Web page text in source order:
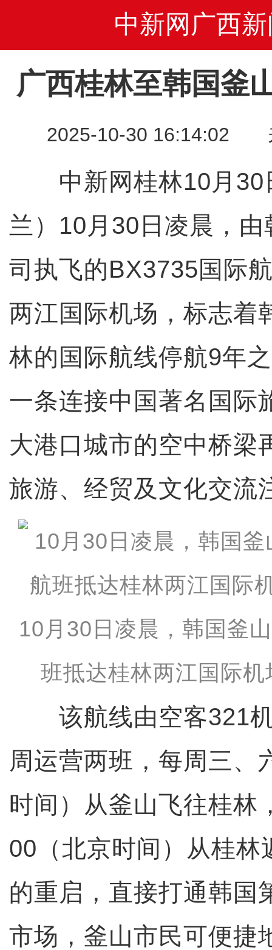
中新网广西新
广西桂林至韩国釜
2025-10-30 16:14:02
中新网桂林10月30
兰）10月30日凌晨，
司执飞的BX3735国际
两江国际机场，标志着
林的国际航线停航9年
一条连接中国著名国际
大港口城市的空中桥梁
旅游、经贸及文化交流
10月30日凌晨，韩国釜
班抵达桂林两江国
该航线由空客321机
周运营两班，每周三、
时间）从釜山飞往桂林
00（北京时间）从桂林
的重启，直接打通韩国
市场，釜山市民可便捷